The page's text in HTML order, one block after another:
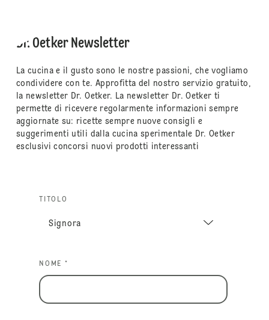
Dr. Oetker Newsletter
La cucina e il gusto sono le nostre passioni, che vogliamo
condividere con te. Approfitta del nostro servizio gratuito,
la newsletter Dr. Oetker. La newsletter Dr. Oetker ti
permette di ricevere regolarmente informazioni sempre
aggiornate su: ricette sempre nuove consigli e
suggerimenti utili dalla cucina sperimentale Dr. Oetker
esclusivi concorsi nuovi prodotti interessanti
TITOLO
NOME *